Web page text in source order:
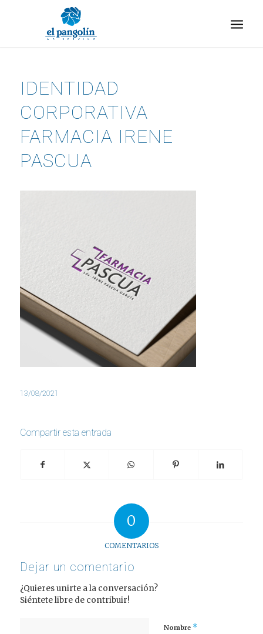
IDENTIDAD
CORPORATIVA
FARMACIA IRENE
PASCUA
13/08/2021
Compartir esta entrada
0
COMENTARIOS
Dejar un comentario
¿Quieres unirte a la conversación?
Siéntete libre de contribuir!
Nombre *